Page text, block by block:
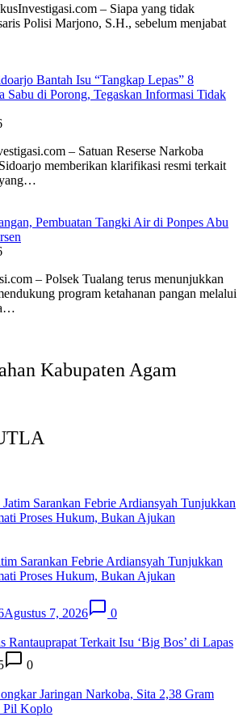
– Siapa yang tidak
Polisi Marjono, S.H., sebelum menjabat
Bantah Isu “Tangkap Lepas” 8
Sabu di Porong, Tegaskan Informasi Tidak
– Satuan Reserse Narkoba
memberikan klarifikasi resmi terkait
yang…
Pembuatan Tangki Air di Ponpes Abu
– Polsek Tualang terus menunjukkan
program ketahanan pangan melalui
Kabupaten Agam
Sarankan Febrie Ardiansyah Tunjukkan
Proses Hukum, Bukan Ajukan
Agustus 7, 2026
0
Rantauprapat Terkait Isu ‘Big Bos’ di Lapas
0
Jaringan Narkoba, Sita 2,38 Gram
Pil Koplo